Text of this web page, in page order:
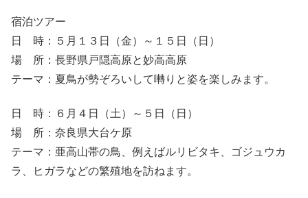
宿泊ツアー
日 時：５月１３日（金）～１５日（日）
場 所：長野県戸隠高原と妙高高原
テーマ：夏鳥が勢ぞろいして囀りと姿を楽しみます。
日 時：６月４日（土）～５日（日）
場 所：奈良県大台ケ原
テーマ：亜高山帯の鳥、例えばルリビタキ、ゴジュウカ
ラ、ヒガラなどの繁殖地を訪ねます。